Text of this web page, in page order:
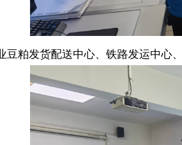
豆粕发货配送中心、铁路发运中心